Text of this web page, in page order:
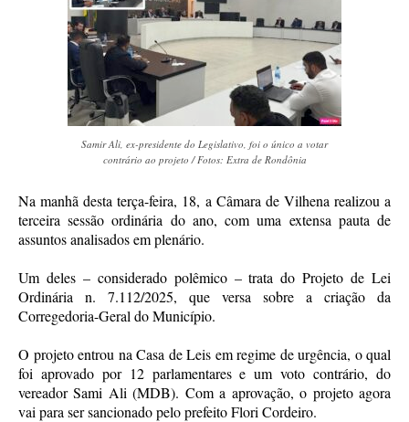
Samir Ali, ex-presidente do Legislativo, foi o único a votar
contrário ao projeto / Fotos: Extra de Rondônia
Na manhã desta terça-feira, 18, a Câmara de Vilhena realizou a
terceira sessão ordinária do ano, com uma extensa pauta de
assuntos analisados em plenário.
Um deles – considerado polêmico – trata do Projeto de Lei
Ordinária n. 7.112/2025, que versa sobre a criação da
Corregedoria-Geral do Município.
O projeto entrou na Casa de Leis em regime de urgência, o qual
foi aprovado por 12 parlamentares e um voto contrário, do
vereador Sami Ali (MDB). Com a aprovação, o projeto agora
vai para ser sancionado pelo prefeito Flori Cordeiro.